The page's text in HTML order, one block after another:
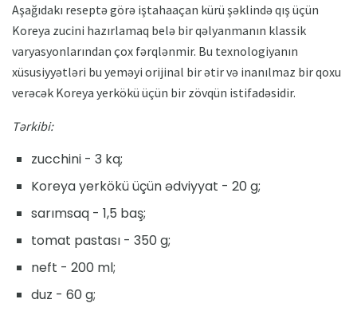
Aşağıdakı reseptə görə iştahaaçan kürü şəklində qış üçün
Koreya zucini hazırlamaq belə bir qəlyanmanın klassik
varyasyonlarından çox fərqlənmir. Bu texnologiyanın
xüsusiyyətləri bu yeməyi orijinal bir ətir və inanılmaz bir qoxu
verəcək Koreya yerkökü üçün bir zövqün istifadəsidir.
Tərkibi:
zucchini - 3 kq;
Koreya yerkökü üçün ədviyyat - 20 g;
sarımsaq - 1,5 baş;
tomat pastası - 350 g;
neft - 200 ml;
duz - 60 g;